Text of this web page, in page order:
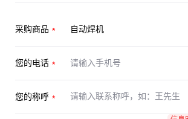
采购商品
您的电话
您的称呼